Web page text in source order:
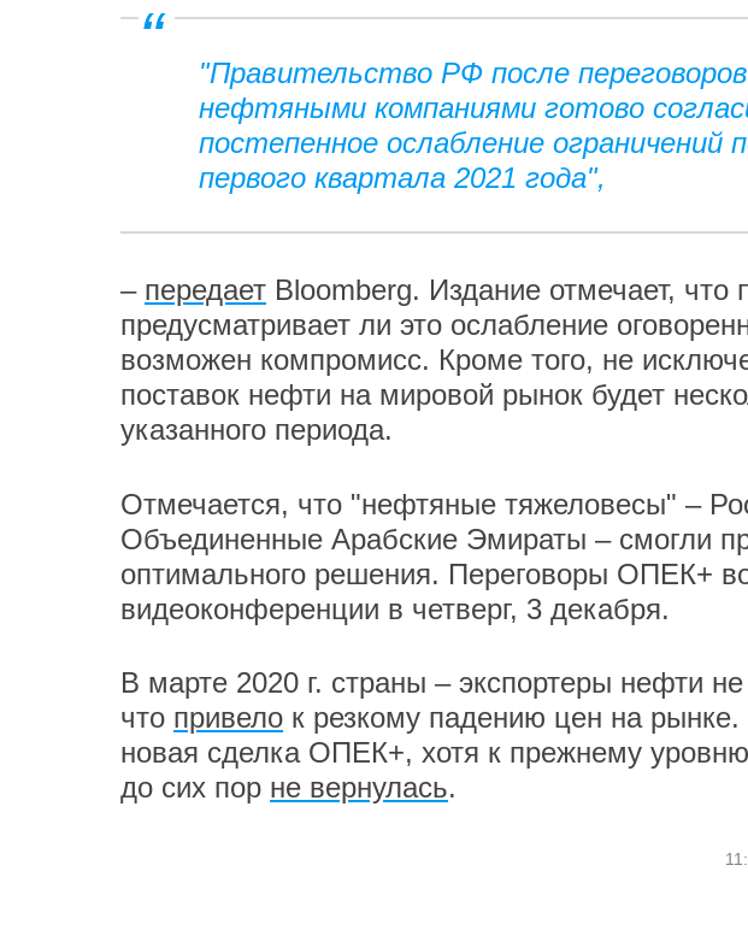
"Правительство РФ после
нефтяными компаниями готово
постепенное ослабление ограничений
первого квартала 2021 года",
– передает Bloomberg. Издание отмечает, что
предусматривает ли это ослабление
возможен компромисс. Кроме того, не
поставок нефти на мировой рынок будет
указанного периода.
Отмечается, что "нефтяные тяжеловесы" –
Объединенные Арабские Эмираты – смогли
оптимального решения. Переговоры ОПЕК+
видеоконференции в четверг, 3 декабря.
В марте 2020 г. страны – экспортеры нефти
что привело к резкому падению цен на
новая сделка ОПЕК+, хотя к прежнему уровню
до сих пор не вернулась.